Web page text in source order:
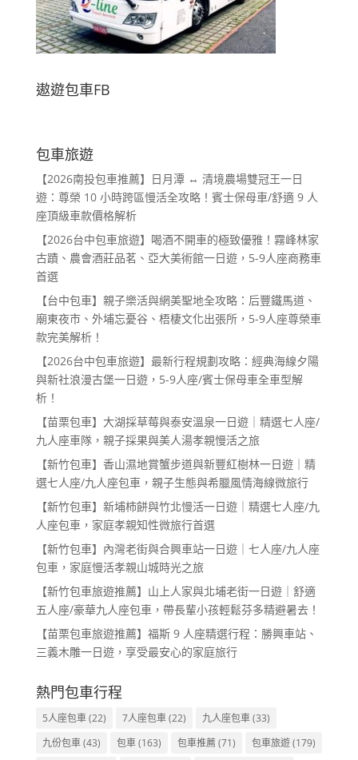
遨遊包車FB
包車旅遊
【2026南投包車推薦】日月潭 ↔ 清境農場雙冠王一日
遊：尊榮 10 小時跨區慢活全攻略！賓士保母車/舒適 9 人
座頂級車款價格解析
【2026台中包車旅遊】喝酒不開車的極致優雅！霧峰林家
古蹟、農會酒莊品茗、亞大美術館一日遊，5-9人座商務車
首選
【台中包車】親子樂活與網美聖地全攻略：后豐鐵馬道、
廟東夜市、外埔忘憂谷、梧棲文化出張所，5-9人座尊榮車
款完美解析！
【2026台中包車旅遊】最新行程規劃攻略：經典海線夕陽
與新社浪漫古堡一日遊，5-9人座/賓士保母車全車型解
析！
【苗栗包車】大湖採草莓與泰安溫泉一日遊｜精選七人座/
九人座車隊，親子採果與美人湯孝親慢活之旅
【新竹包車】香山濕地賞蟹步道與新豐紅樹林一日遊｜精
選七人座/九人座包車，親子生態與希臘風情海線微旅行
【新竹包車】新埔柿餅與竹北慢活一日遊｜精選七人座/九
人座包車，家庭孝親知性微旅行首選
【新竹包車】內灣老街與合興車站一日遊｜七人座/九人座
包車，家庭慢活孝親山城時光之旅
【新竹包車旅遊推薦】山上人家與北埔老街一日遊｜舒適
五人座/豪華九人座包車，帶長輩小孩輕鬆芬多精避暑去！
【苗栗包車旅遊推薦】福斯 9 人座精選行程：勝興車站、
三義木雕一日遊，享受最安心的家庭旅行
熱門包車行程
5人座包車(22) 7人座包車(22) 九人座包車(33)
九份包車(43) 包車(163) 包車推薦(71) 包車旅遊(179)